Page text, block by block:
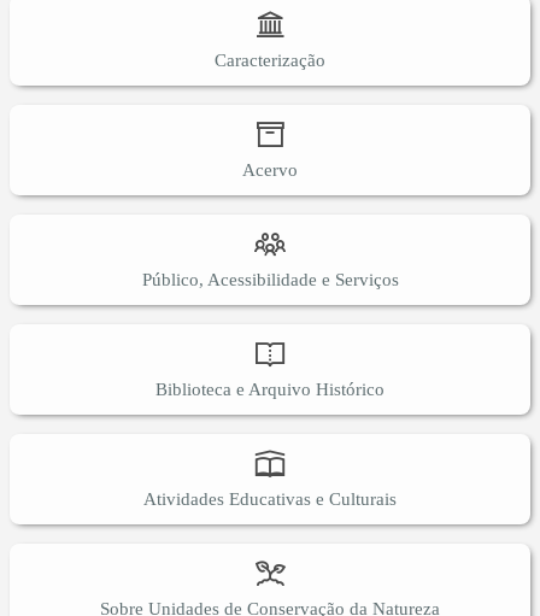
Caracterização
Acervo
Público, Acessibilidade e Serviços
Biblioteca e Arquivo Histórico
Atividades Educativas e Culturais
Sobre Unidades de Conservação da Natureza